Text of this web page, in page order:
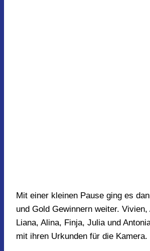
Mit einer kleinen Pause ging es
und Gold Gewinnern weiter. Vivien,
Liana, Alina, Finja, Julia und
mit ihren Urkunden für die Kamera.